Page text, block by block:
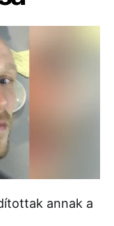
annak a